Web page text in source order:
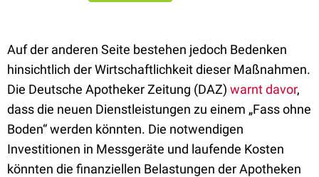
Auf der anderen Seite bestehen jedoch Bedenken
hinsichtlich der Wirtschaftlichkeit dieser Maßnahmen.
Die Deutsche Apotheker Zeitung (DAZ) warnt davor,
dass die neuen Dienstleistungen zu einem „Fass ohne
Boden“ werden könnten. Die notwendigen
Investitionen in Messgeräte und laufende Kosten
könnten die finanziellen Belastungen der Apotheken